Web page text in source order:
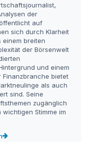
der
auf
sich durch Klarheit
einem breiten
der Börsenwelt
und einem
bietet
als auch
sind. Seine
zugänglich
Stimme im